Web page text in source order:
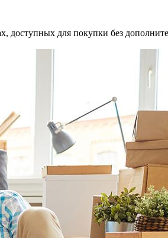
доступных для покупки без